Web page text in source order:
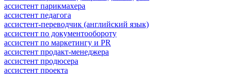
ассистент парикмахера
ассистент педагога
ассистент-переводчик (английский язык)
ассистент по документообороту
ассистент по маркетингу и PR
ассистент продакт-менеджера
ассистент продюсера
ассистент проекта